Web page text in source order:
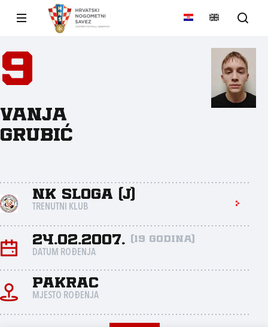
9
Vanja
Grubić
NK Sloga (J)
TRENUTNI KLUB
24.02.2007. (19 godina)
DATUM ROĐENJA
Pakrac
MJESTO ROĐENJA